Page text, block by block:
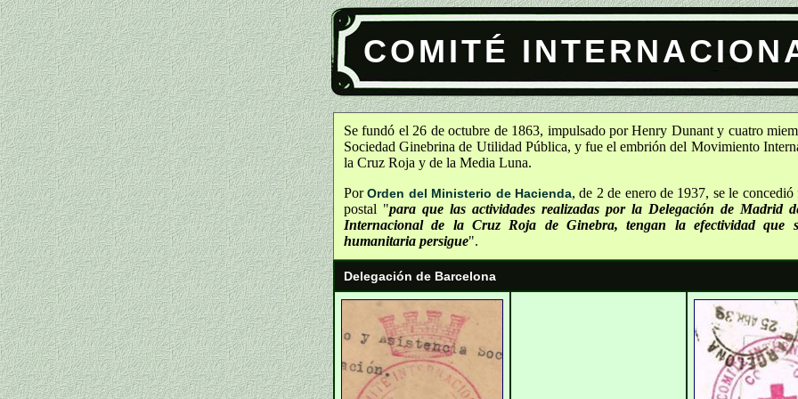
COMITÉ
Se fundó el 26 de octubre de 1863, impulsado por Henry Dunant y cuatro
Sociedad Ginebrina de Utilidad Pública, y fue el embrión del Movimiento
la Cruz Roja y de la Media Luna.
PorOrden del Ministerio de Hacienda, de 2 de enero de 1937, se le
postal "para que las actividades realizadas por la Delegación de Madrid
Internacional de la Cruz Roja de Ginebra, tengan la efectividad que
humanitaria persigue".
Delegación de Barcelona